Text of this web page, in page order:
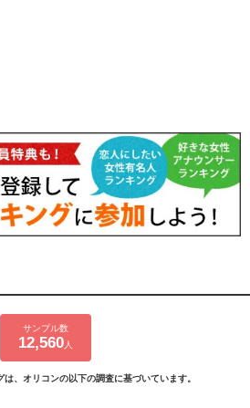
サンプル数
12,560 人
、オリコンの以下の調査に基づいています。